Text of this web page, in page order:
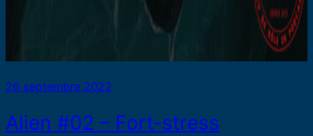
26 septembre 2022
Alien #02 – Fort-stress